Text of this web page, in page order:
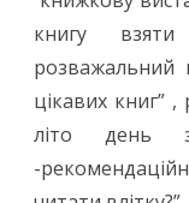
книгу
розважальний
цікавих книг”
літо день
-